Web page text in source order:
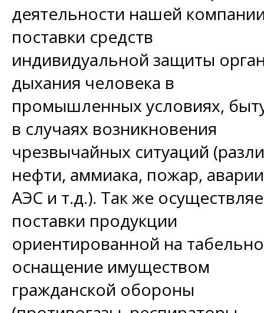
деятельности нашей
поставки средств
индивидуальной защиты
дыхания человека в
промышленных условиях,
в случаях возникновения
чрезвычайных ситуаций
нефти, аммиака, пожар,
АЭС и т.д.). Так же
поставки продукции
ориентированной на
оснащение имуществом
гражданской обороны